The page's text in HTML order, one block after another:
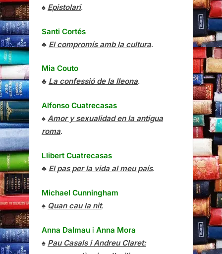
♠ Epistolari.
Santi Cortés
♣ El compromís amb la cultura.
Mia Couto
♣ La confessió de la lleona.
Alfonso Cuatrecasas
♠ Amor y sexualidad en la antigua
roma.
Llibert Cuatrecasas
♣ El pas per la vida al meu país.
Michael Cunningham
♠ Quan cau la nit.
Anna Dalmau i Anna Mora
♠ Pau Casals i Andreu Claret: